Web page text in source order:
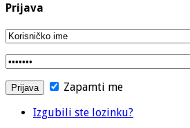
Prijava
Zapamti me
Izgubili ste lozinku?